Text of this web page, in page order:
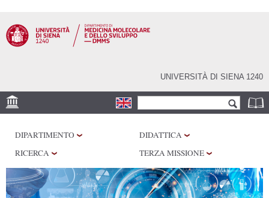
contenuto
principale
UNIVERSITÀ DI SIENA 1240
Form di ricerca
CENTRI DI RICERCA
LABORATORI
BIBLIOTECHE
DIPARTIMENTO
DIDATTICA
RICERCA
TERZA MISSIONE